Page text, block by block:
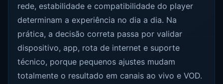
rede, estabilidade e compatibilidade do player
determinam a experiência no dia a dia. Na
prática, a decisão correta passa por validar
dispositivo, app, rota de internet e suporte
técnico, porque pequenos ajustes mudam
totalmente o resultado em canais ao vivo e VOD.